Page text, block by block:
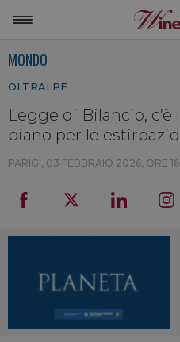
NON
MONDO
OLTRALPE
Legge di Bilancio, c’è
piano per le
PARIGI, 03 FEBBRAIO 2026, ORE